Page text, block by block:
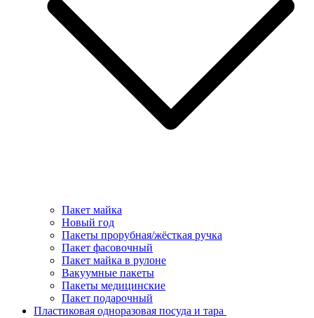
Пакет майка
Новый год
Пакеты прорубная/жёсткая ручка
Пакет фасовочный
Пакет майка в рулоне
Вакуумные пакеты
Пакеты медицинские
Пакет подарочный
Пластиковая одноразовая посуда и тара